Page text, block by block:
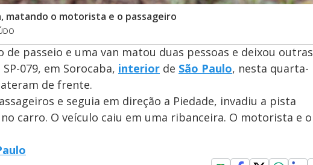
matando o motorista e o passageiro
passeio e uma van matou duas pessoas e deixou outras
079, em Sorocaba, interior de São Paulo, nesta quarta-
de frente.
e seguia em direção a Piedade, invadiu a pista
carro. O veículo caiu em uma ribanceira. O motorista e o